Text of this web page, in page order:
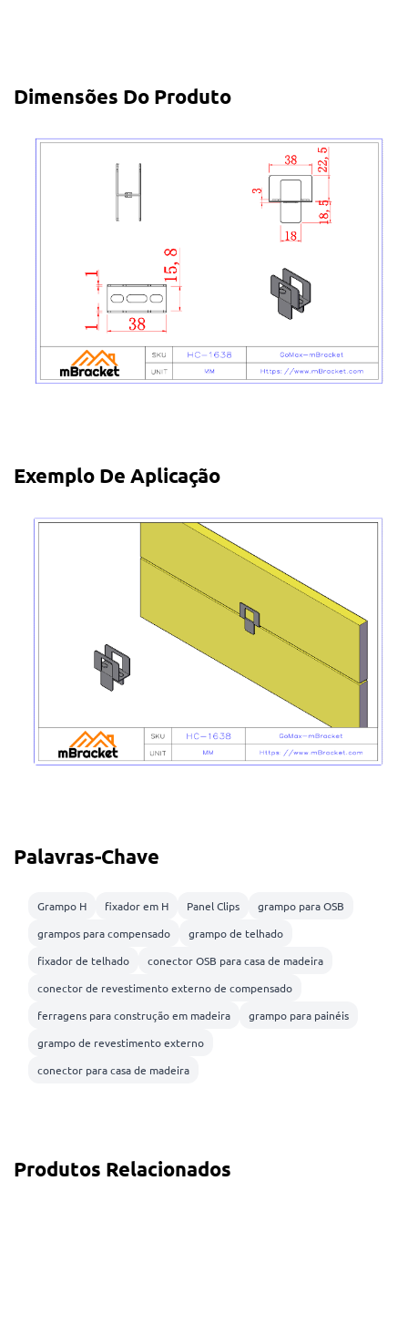
Dimensões Do Produto
Exemplo De Aplicação
Palavras-Chave
Grampo H fixador em H Panel Clips
grampo para OSB
grampos para compensado
grampo de telhado
fixador de telhado
conector OSB para casa de madeira
conector de revestimento externo de compensado
ferragens para construção em madeira
grampo para painéis
grampo de revestimento externo
conector para casa de madeira
Produtos Relacionados